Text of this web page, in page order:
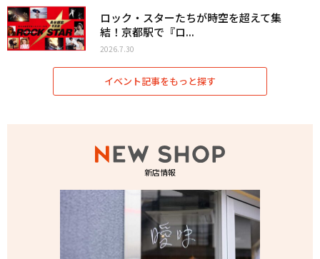
ロック・スターたちが時空を超えて集
結！京都駅で『ロ...
2026.7.30
イベント記事をもっと探す
新店情報